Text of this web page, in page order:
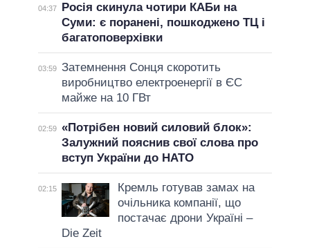
04:37
Росія скинула чотири КАБи на
Суми: є поранені, пошкоджено ТЦ і
багатоповерхівки
03:59 Затемнення Сонця скоротить
виробництво електроенергії в ЄС
майже на 10 ГВт
02:59 «Потрібен новий силовий блок»:
Залужний пояснив свої слова про
вступ України до НАТО
02:15
Кремль готував замах на
очільника компанії, що
постачає дрони Україні –
Die Zeit